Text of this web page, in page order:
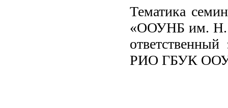
Тематика
«ООУНБ им. Н.
РИО ГБУК